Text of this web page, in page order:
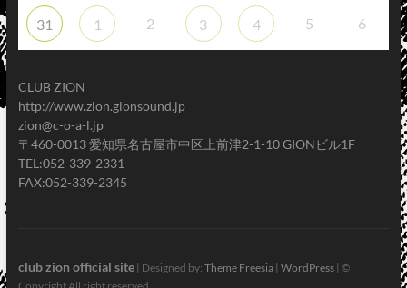
31 1 2 3 4 5 6
CLUB ZION
http://www.zion.gionsound.jp
zion@c-o-a-l.jp
〒460-0013 愛知県名古屋市中区上前津2-1-10 GIONビル1F
TEL:052-339-2331
FAX:052-339-2345
club zion official site| Designed by: Theme Freesia| WordPress| ©